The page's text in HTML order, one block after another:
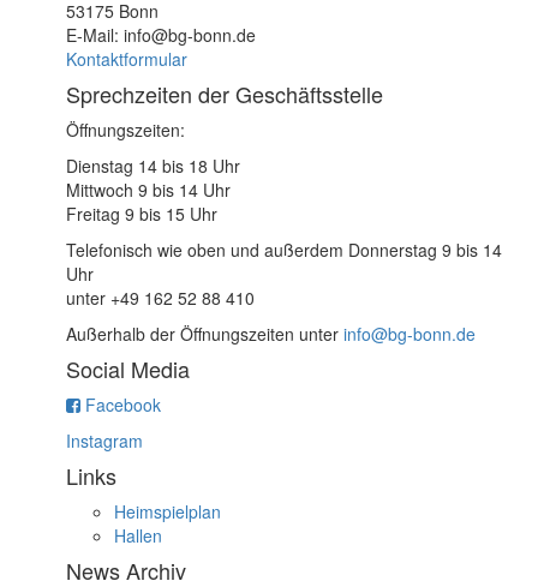
53175 Bonn
E-Mail: info@bg-bonn.de
Kontaktformular
Sprechzeiten der Geschäftsstelle
Öffnungszeiten:
Dienstag 14 bis 18 Uhr
Mittwoch 9 bis 14 Uhr
Freitag 9 bis 15 Uhr
Telefonisch wie oben und außerdem Donnerstag 9 bis 14
Uhr
unter +49 162 52 88 410
Außerhalb der Öffnungszeiten unter info@bg-bonn.de
Social Media
Facebook
Instagram
Links
Heimspielplan
Hallen
News Archiv